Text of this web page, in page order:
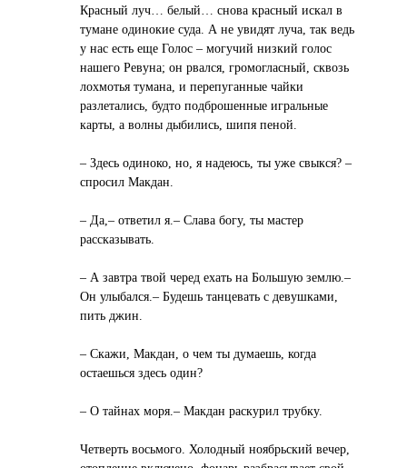
Красный луч… белый… снова красный искал в
тумане одинокие суда. А не увидят луча, так ведь
у нас есть еще Голос – могучий низкий голос
нашего Ревуна; он рвался, громогласный, сквозь
лохмотья тумана, и перепуганные чайки
разлетались, будто подброшенные игральные
карты, а волны дыбились, шипя пеной.
– Здесь одиноко, но, я надеюсь, ты уже свыкся? –
спросил Макдан.
– Да,– ответил я.– Слава богу, ты мастер
рассказывать.
– А завтра твой черед ехать на Большую землю.–
Он улыбался.– Будешь танцевать с девушками,
пить джин.
– Скажи, Макдан, о чем ты думаешь, когда
остаешься здесь один?
– О тайнах моря.– Макдан раскурил трубку.
Четверть восьмого. Холодный ноябрьский вечер,